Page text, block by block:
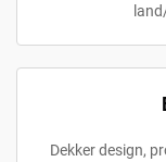
Dekker design,